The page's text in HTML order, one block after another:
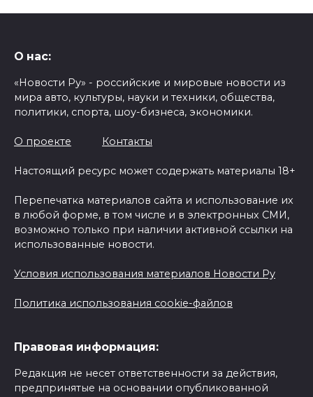
О нас:
«Новости Ру» - российские и мировые новости из
мира авто, культуры, науки и техники, общества,
политики, спорта, шоу-бизнеса, экономики.
О проекте Контакты
Настоящий ресурс может содержать материалы 18+
Перепечатка материалов сайта и использование их
в любой форме, в том числе и в электронных СМИ,
возможно только при наличии активной ссылки на
использованные новости.
Условия использования материалов Новости Ру
Политика использования cookie-файлов
Правовая информация:
Редакция не несет ответственности за действия,
предпринятые на основании опубликованной